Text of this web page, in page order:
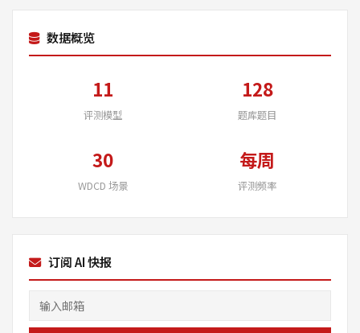
数据概览
11
评测模型
128
题库题目
30
WDCD 场景
每周
评测频率
订阅 AI 快报